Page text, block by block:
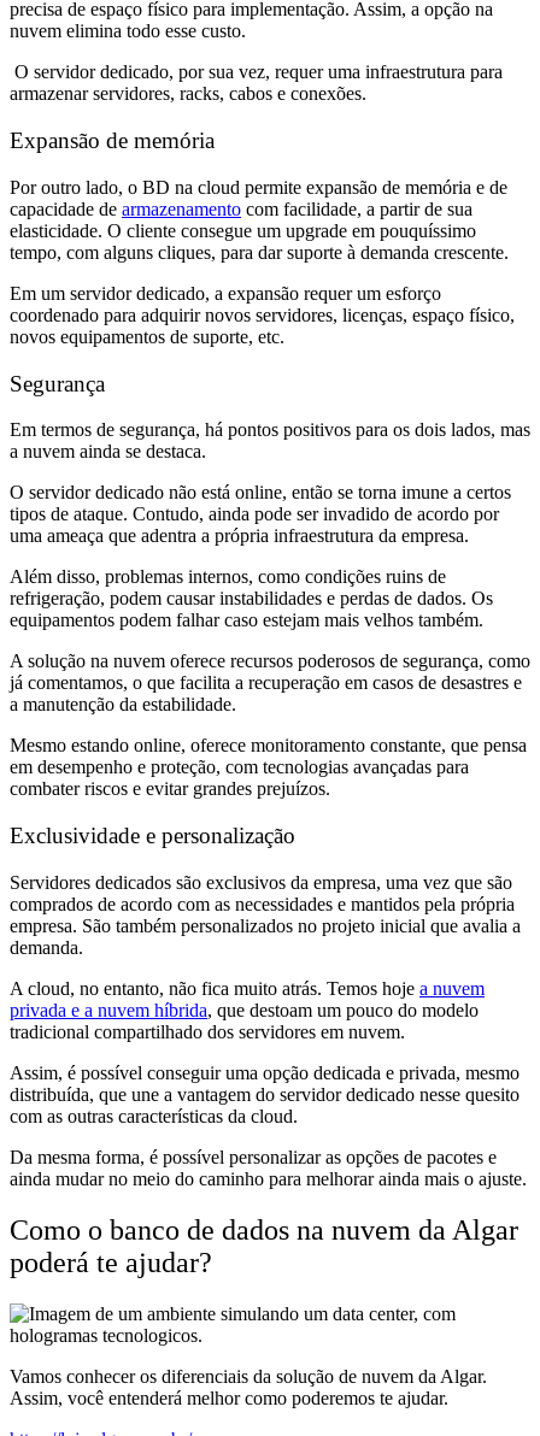
precisa de espaço físico para implementação. Assim, a opção na
nuvem elimina todo esse custo.
O servidor dedicado, por sua vez, requer uma infraestrutura para
armazenar servidores, racks, cabos e conexões.
Expansão de memória
Por outro lado, o BD na cloud permite expansão de memória e de
capacidade de armazenamento com facilidade, a partir de sua
elasticidade. O cliente consegue um upgrade em pouquíssimo
tempo, com alguns cliques, para dar suporte à demanda crescente.
Em um servidor dedicado, a expansão requer um esforço
coordenado para adquirir novos servidores, licenças, espaço físico,
novos equipamentos de suporte, etc.
Segurança
Em termos de segurança, há pontos positivos para os dois lados, mas
a nuvem ainda se destaca.
O servidor dedicado não está online, então se torna imune a certos
tipos de ataque. Contudo, ainda pode ser invadido de acordo por
uma ameaça que adentra a própria infraestrutura da empresa.
Além disso, problemas internos, como condições ruins de
refrigeração, podem causar instabilidades e perdas de dados. Os
equipamentos podem falhar caso estejam mais velhos também.
A solução na nuvem oferece recursos poderosos de segurança, como
já comentamos, o que facilita a recuperação em casos de desastres e
a manutenção da estabilidade.
Mesmo estando online, oferece monitoramento constante, que pensa
em desempenho e proteção, com tecnologias avançadas para
combater riscos e evitar grandes prejuízos.
Exclusividade e personalização
Servidores dedicados são exclusivos da empresa, uma vez que são
comprados de acordo com as necessidades e mantidos pela própria
empresa. São também personalizados no projeto inicial que avalia a
demanda.
A cloud, no entanto, não fica muito atrás. Temos hoje a nuvem
privada e a nuvem híbrida, que destoam um pouco do modelo
tradicional compartilhado dos servidores em nuvem.
Assim, é possível conseguir uma opção dedicada e privada, mesmo
distribuída, que une a vantagem do servidor dedicado nesse quesito
com as outras características da cloud.
Da mesma forma, é possível personalizar as opções de pacotes e
ainda mudar no meio do caminho para melhorar ainda mais o ajuste.
Como o banco de dados na nuvem da Algar
poderá te ajudar?
Vamos conhecer os diferenciais da solução de nuvem da Algar.
Assim, você entenderá melhor como poderemos te ajudar.